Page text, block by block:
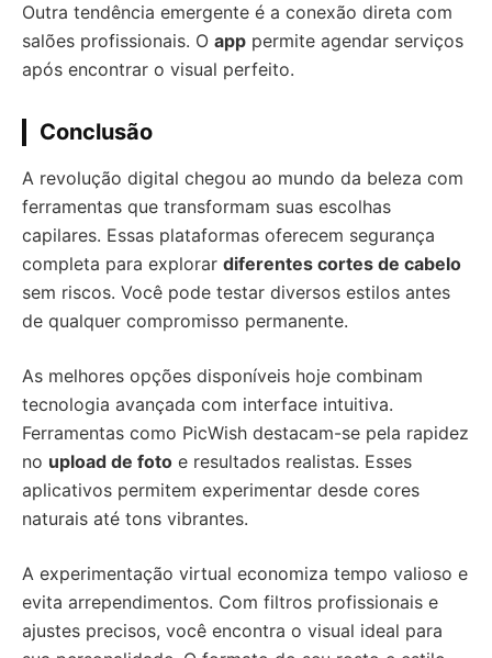
Outra tendência emergente é a conexão direta com
salões profissionais. O app permite agendar serviços
após encontrar o visual perfeito.
Conclusão
A revolução digital chegou ao mundo da beleza com
ferramentas que transformam suas escolhas
capilares. Essas plataformas oferecem segurança
completa para explorar diferentes cortes de cabelo
sem riscos. Você pode testar diversos estilos antes
de qualquer compromisso permanente.
As melhores opções disponíveis hoje combinam
tecnologia avançada com interface intuitiva.
Ferramentas como PicWish destacam-se pela rapidez
no upload de foto e resultados realistas. Esses
aplicativos permitem experimentar desde cores
naturais até tons vibrantes.
A experimentação virtual economiza tempo valioso e
evita arrependimentos. Com filtros profissionais e
ajustes precisos, você encontra o visual ideal para